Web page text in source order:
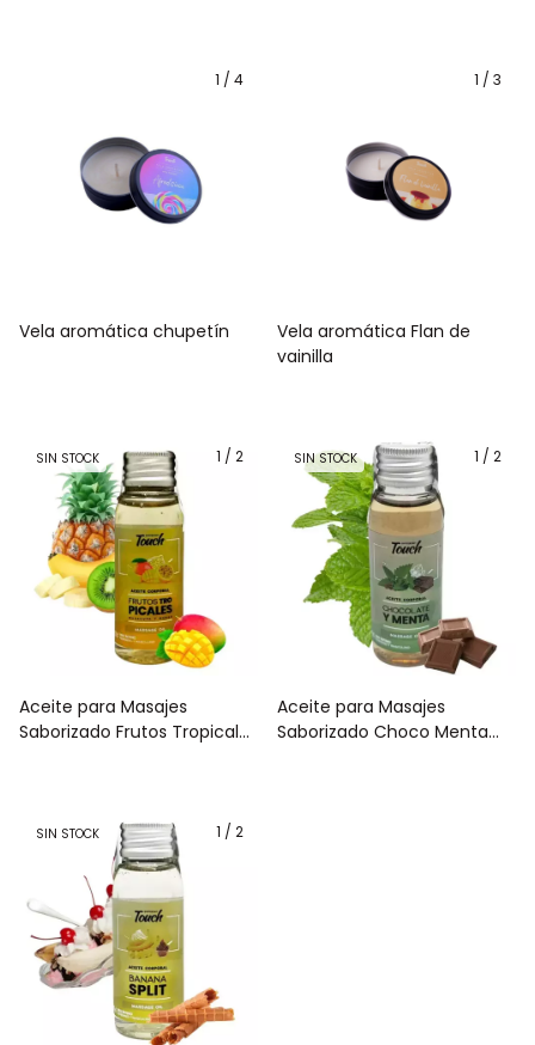
1 / 4
Vela aromática chupetín
1 / 3
Vela aromática Flan de
vainilla
1 / 2
SIN STOCK
Aceite para Masajes
Saborizado Frutos Tropicales
1 / 2
SIN STOCK
Aceite para Masajes
Saborizado Choco Menta
1 / 2
SIN STOCK